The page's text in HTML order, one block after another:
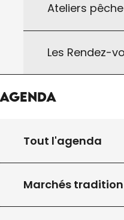
Ateliers
Les Rendez-
Agenda
Tout l'agenda
Marchés
91▒▒
nous